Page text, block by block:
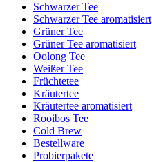
Schwarzer Tee
Schwarzer Tee aromatisiert
Grüner Tee
Grüner Tee aromatisiert
Oolong Tee
Weißer Tee
Früchtetee
Kräutertee
Kräutertee aromatisiert
Rooibos Tee
Cold Brew
Bestellware
Probierpakete